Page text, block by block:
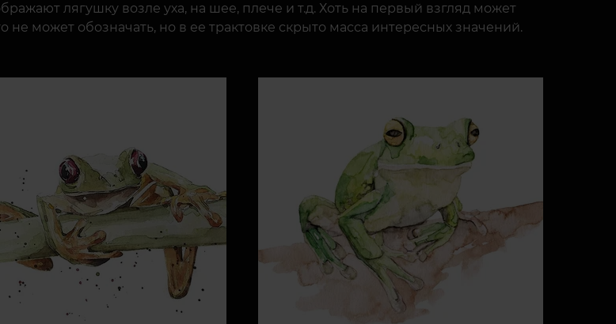
лягушку возле уха, на шее, плече и т.д. Хоть на первый взгляд может
не может обозначать, но в ее трактовке скрыто масса интересных значений.